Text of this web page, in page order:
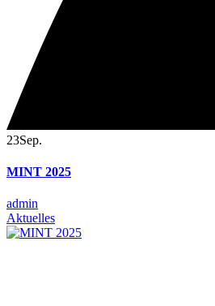
23Sep.
MINT 2025
admin
Aktuelles